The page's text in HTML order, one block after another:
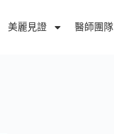
美麗見證 醫師團隊